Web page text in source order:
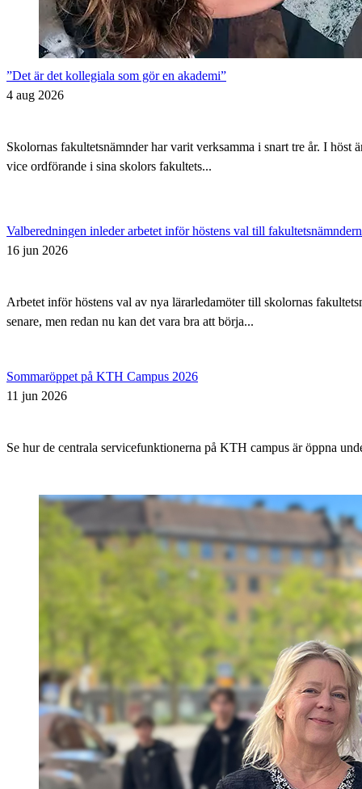
”Det är det kollegiala som gör en akademi”
4 aug 2026
Skolornas fakultetsnämnder har varit verksamma i snart tre år. I
vice ordförande i sina skolors fakultets...
Valberedningen inleder arbetet inför höstens val till
16 jun 2026
Arbetet inför höstens val av nya lärarledamöter till skolornas
senare, men redan nu kan det vara bra att börja...
Sommaröppet på KTH Campus 2026
11 jun 2026
Se hur de centrala servicefunktionerna på KTH campus är öppna